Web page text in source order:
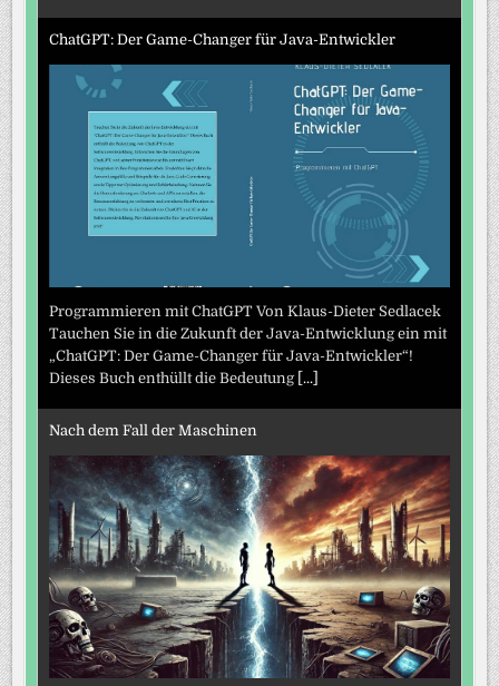
ChatGPT: Der Game-Changer für Java-Entwickler
Programmieren mit ChatGPT Von Klaus-Dieter Sedlacek
Tauchen Sie in die Zukunft der Java-Entwicklung ein mit
„ChatGPT: Der Game-Changer für Java-Entwickler“!
Dieses Buch enthüllt die Bedeutung [...]
Nach dem Fall der Maschinen